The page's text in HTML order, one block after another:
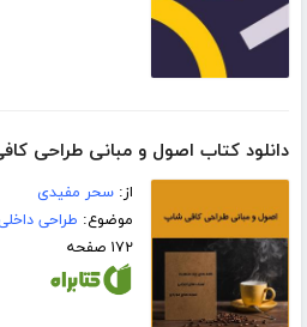
دانلود کتاب اصول و مبانی طراحی
از:سحر مفیدی
موضوع: طراحی
۱۷۲ صفحه